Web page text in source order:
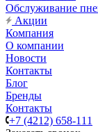
Обслуживание
Акции
Компания
О компании
Новости
Контакты
Блог
Бренды
Контакты
+7 (4212) 658-111